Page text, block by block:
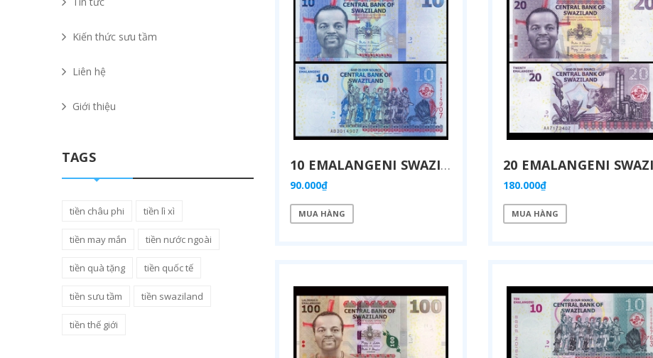
10 EMALANGENI SWAZILAND 2014
90.000₫
MUA HÀNG
180.000₫
MUA HÀNG
Kiến thức sưu tầm
Liên hệ
Giới thiệu
TAGS
tiền châu phi tiền lì xì
tiền may mắn tiền nước ngoài
tiền quà tặng tiền quốc tế
tiền sưu tầm tiền swaziland
tiền thế giới